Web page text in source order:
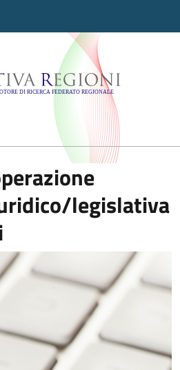
Regioni -
legislativa